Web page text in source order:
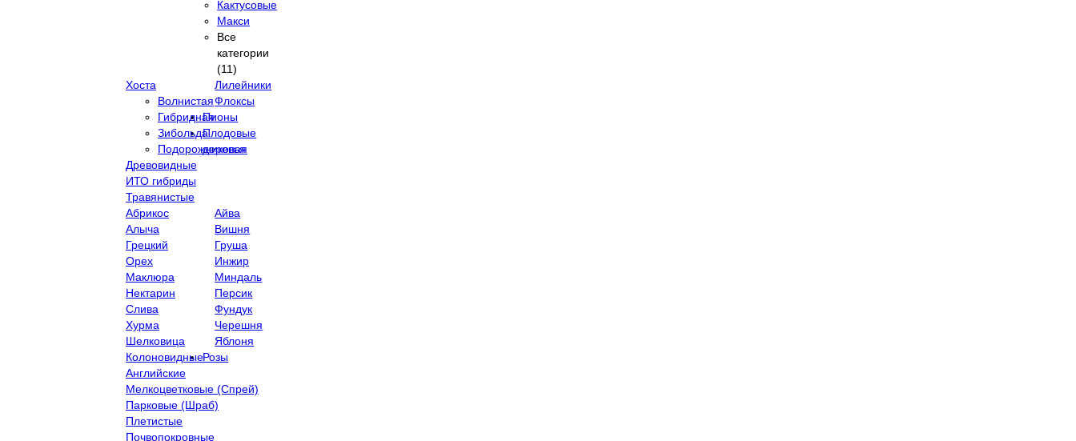
Кактусовые
Макси
Все
категории
(11)
Хоста
Волнистая
Гибридная
Зибольда
Подорожниковая
Лилейники
Флоксы
Пионы
Древовидные
ИТО гибриды
Травянистые
Плодовые
деревья
Абрикос
Айва
Алыча
Вишня
Грецкий
Орех
Груша
Инжир
Маклюра
Миндаль
Нектарин
Персик
Слива
Фундук
Хурма
Черешня
Шелковица
Яблоня
КолоновидныеРозы
Английские
Мелкоцветковые (Спрей)
Парковые (Шраб)
Плетистые
Почвопокровные